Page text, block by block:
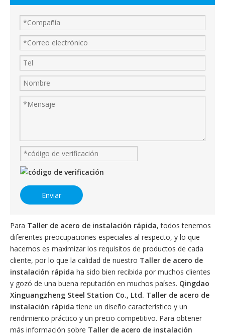
Enviar
Para Taller de acero de instalación rápida, todos tenemos
diferentes preocupaciones especiales al respecto, y lo que
hacemos es maximizar los requisitos de productos de cada
cliente, por lo que la calidad de nuestro Taller de acero de
instalación rápida ha sido bien recibida por muchos clientes
y gozó de una buena reputación en muchos países. Qingdao
Xinguangzheng Steel Station Co., Ltd. Taller de acero de
instalación rápida tiene un diseño característico y un
rendimiento práctico y un precio competitivo. Para obtener
más información sobre Taller de acero de instalación